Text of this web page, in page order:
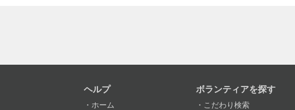
ヘルプ
ホーム
ボランティアを探す
こだわり検索